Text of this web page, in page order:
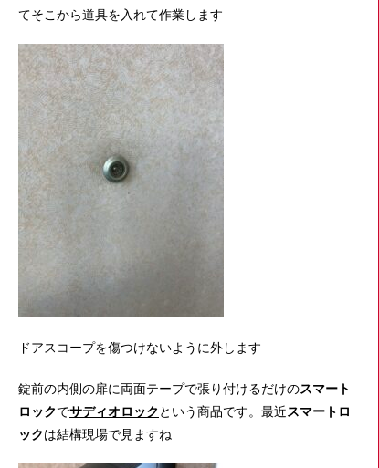
てそこから道具を入れて作業します
ドアスコープを傷つけないように外します
錠前の内側の扉に両面テープで張り付けるだけのスマート
ロックでサディオロック という商品です。最近スマートロ
ックは結構現場で見ますね